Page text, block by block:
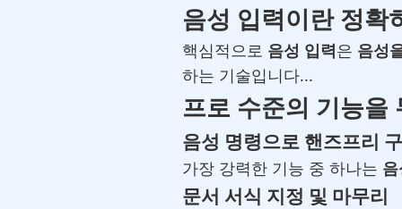
음성 입력이란 정확
핵심적으로 음성 입력은 음성
하는 기술입니다...
프로 수준의 기능을
음성 명령으로 핸즈프리
가장 강력한 기능 중 하나는
문서 서식 지정 및 마무리